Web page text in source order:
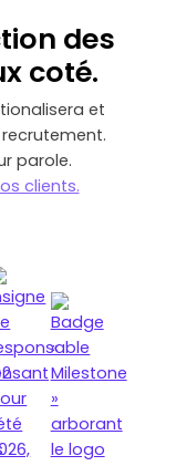
des
coté.
et
parole.
clients.